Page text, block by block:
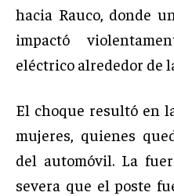
hacia Rauco, donde
impactó
eléctrico alrededor de
El choque resultó en
mujeres, quienes
del automóvil. La
severa que el poste